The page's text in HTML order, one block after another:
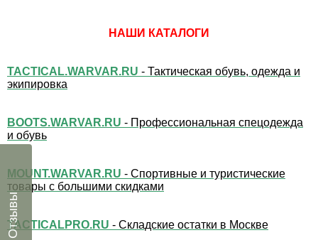
НАШИ КАТАЛОГИ
TACTICAL.WARVAR.RU - Тактическая обувь, одежда и
экипировка
BOOTS.WARVAR.RU - Профессиональная спецодежда
и обувь
MOUNT.WARVAR.RU - Спортивные и туристические
товары с большими скидками
TACTICALPRO.RU - Складские остатки в Москве
Отзывы